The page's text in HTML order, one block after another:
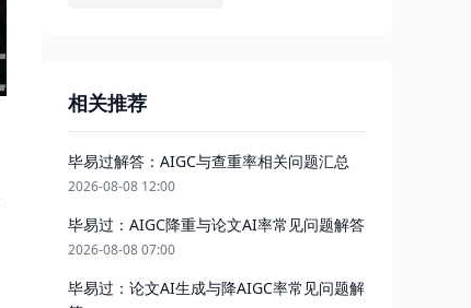
相关推荐
毕易过解答：AIGC与查重率相关问题汇总
2026-08-08 12:00
毕易过：AIGC降重与论文AI率常见问题解答
2026-08-08 07:00
毕易过：论文AI生成与降AIGC率常见问题解